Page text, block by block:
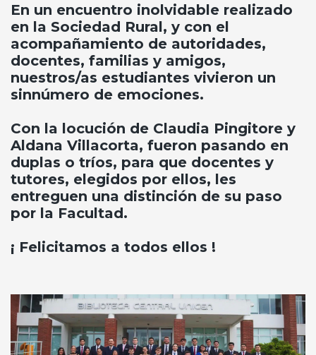
En un encuentro inolvidable realizado
en la Sociedad Rural, y con el
acompañamiento de autoridades,
docentes, familias y amigos,
nuestros/as estudiantes vivieron un
sinnúmero de emociones.
Con la locución de Claudia Pingitore y
Aldana Villacorta, fueron pasando en
duplas o tríos, para que docentes y
tutores, elegidos por ellos, les
entreguen una distinción de su paso
por la Facultad.
¡ Felicitamos a todos ellos !